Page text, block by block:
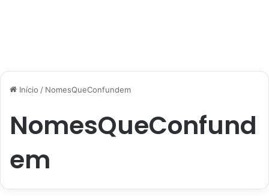
Início / NomesQueConfundem
NomesQueConfund
em